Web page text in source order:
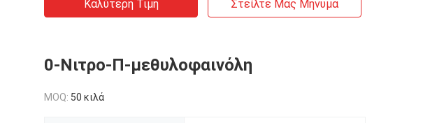
Καλύτερη Τιμή Στείλτε Μας Μήνυμα
0-Νιτρο-Π-μεθυλοφαινόλη
MOQ: 50 κιλά